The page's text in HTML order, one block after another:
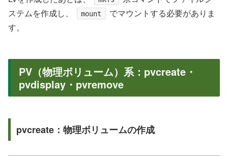
ステムを作成し、
mount
でマウントする必要がありま
す。
PV（物理ボリューム）系：pvcreate・
pvdisplay・pvremove
pvcreate：物理ボリュームの作成